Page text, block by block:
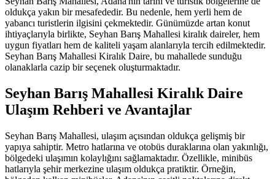
oldukça yakın bir mesafededir. Bu nedenle, hem yerli hem de
yabancı turistlerin ilgisini çekmektedir. Günümüzde artan konut
ihtiyaçlarıyla birlikte, Seyhan Barış Mahallesi kiralık daireler, hem
uygun fiyatları hem de kaliteli yaşam alanlarıyla tercih edilmektedir.
Seyhan Barış Mahallesi Kiralık Daire, bu mahallede sunduğu
olanaklarla cazip bir seçenek oluşturmaktadır.
Seyhan Barış Mahallesi Kiralık Daire
Ulaşım Rehberi ve Avantajlar
Seyhan Barış Mahallesi, ulaşım açısından oldukça gelişmiş bir
yapıya sahiptir. Metro hatlarına ve otobüs duraklarına olan yakınlığı,
bölgedeki ulaşımın kolaylığını sağlamaktadır. Özellikle, minibüs
hatlarıyla şehir merkezine ulaşım oldukça pratiktir. Örneğin,